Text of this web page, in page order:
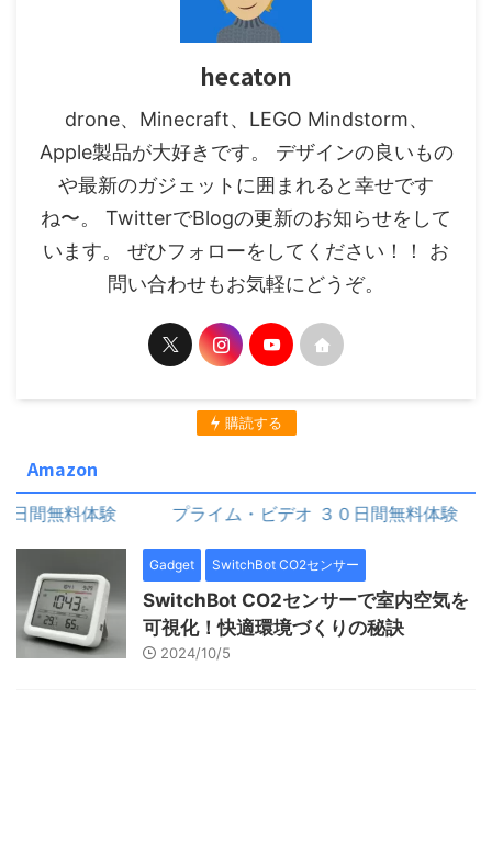
hecaton
drone、Minecraft、LEGO Mindstorm、
Apple製品が大好きです。 デザインの良いもの
や最新のガジェットに囲まれると幸せです
ね〜。 TwitterでBlogの更新のお知らせをして
います。 ぜひフォローをしてください！！ お
問い合わせもお気軽にどうぞ。
購読する
Amazon
無料体験 プライム・ビデオ ３０日間無料体験
Gadget SwitchBot CO2センサー
SwitchBot CO2センサーで室内空気を
可視化！快適環境づくりの秘訣
2024/10/5